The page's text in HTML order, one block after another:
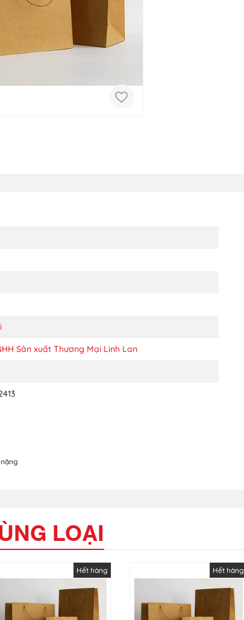
Sản xuất Thương Mại Linh Lan
LOẠI
Hết hàng Hết hàng